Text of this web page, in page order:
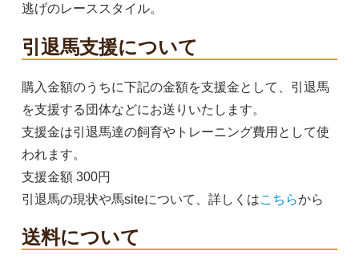
逃げのレーススタイル。
引退馬支援について
購入金額のうちに下記の金額を支援金として、引退馬
を支援する団体などにお送りいたします。
支援金は引退馬達の飼育やトレーニング費用として使
われます。
支援金額 300円
引退馬の現状や馬siteについて、詳しくはこちらから
送料について
SOLD OUT